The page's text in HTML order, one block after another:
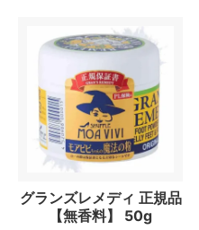
グランズレメディ 正規品
【無香料】 50g